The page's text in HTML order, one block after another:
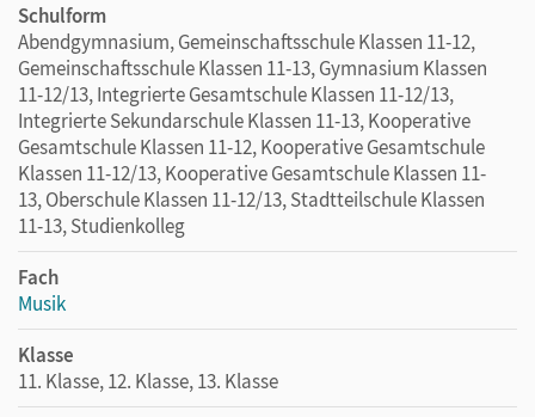
Schulform
Abendgymnasium, Gemeinschaftsschule Klassen 11-12,
Gemeinschaftsschule Klassen 11-13, Gymnasium Klassen
11-12/13, Integrierte Gesamtschule Klassen 11-12/13,
Integrierte Sekundarschule Klassen 11-13, Kooperative
Gesamtschule Klassen 11-12, Kooperative Gesamtschule
Klassen 11-12/13, Kooperative Gesamtschule Klassen 11-
13, Oberschule Klassen 11-12/13, Stadtteilschule Klassen
11-13, Studienkolleg
Fach
Musik
Klasse
11. Klasse, 12. Klasse, 13. Klasse